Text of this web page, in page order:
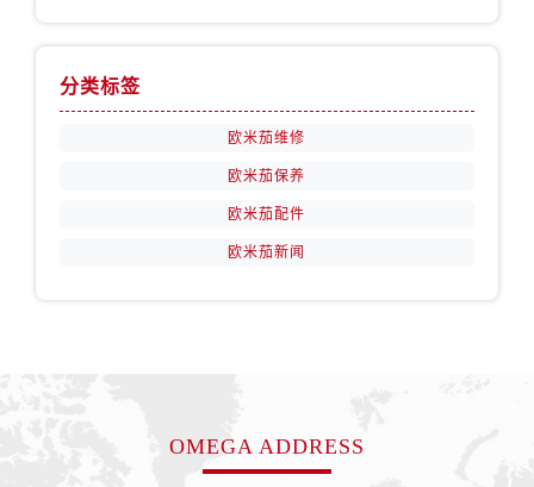
山东省济南市历下区经十路11111号华润中心写字楼（万象城）15层1508室欧米茄售后服务中心（需提前预约）
分类标签
欧米茄维修
欧米茄保养
欧米茄配件
欧米茄新闻
OMEGA ADDRESS